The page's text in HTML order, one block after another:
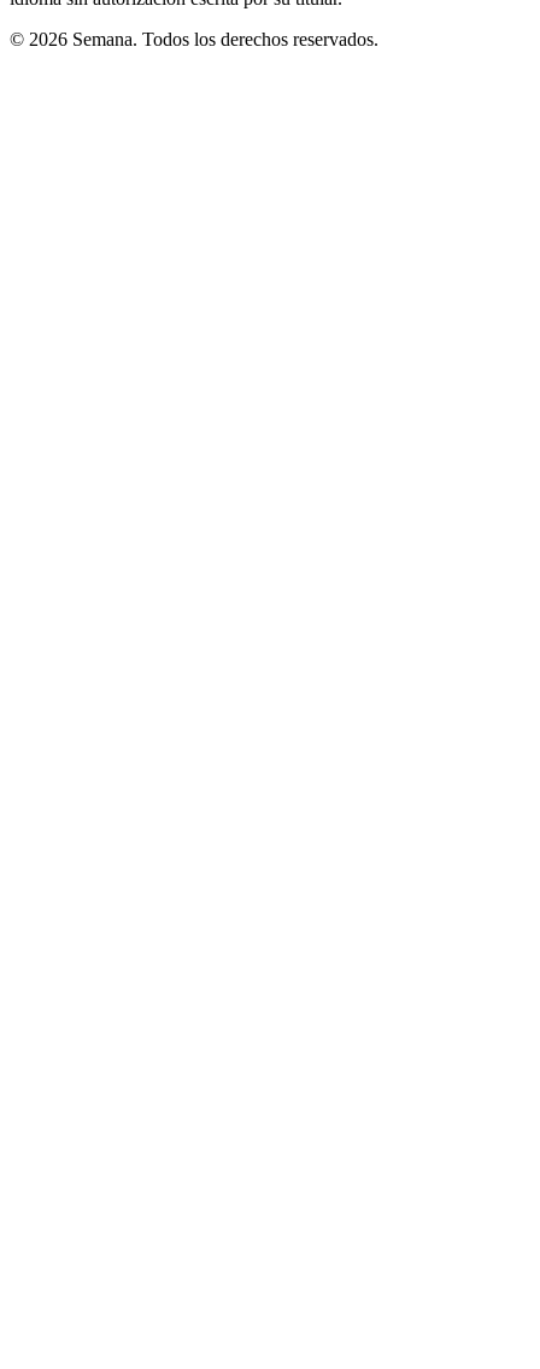
© 2026 Semana. Todos los derechos reservados.